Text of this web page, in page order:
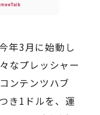
年3月に始動し
なプレッシャー
ンテンツハブ
き1ドルを、運